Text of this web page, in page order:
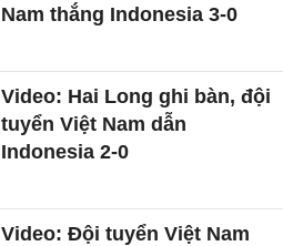
Nam thắng Indonesia 3-0
Video: Hai Long ghi bàn, đội
tuyển Việt Nam dẫn
Indonesia 2-0
Video: Đội tuyển Việt Nam